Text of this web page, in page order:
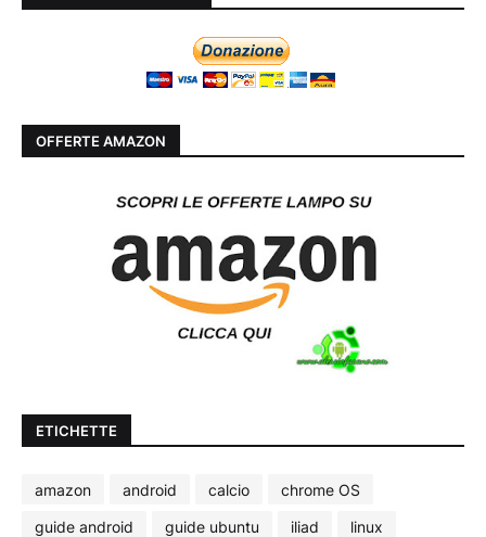
OFFERTE AMAZON
ETICHETTE
amazon android calcio
chrome OS
guide android
guide ubuntu iliad
linux